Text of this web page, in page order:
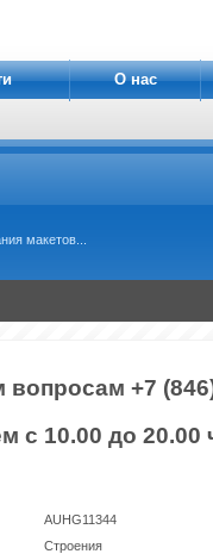
О нас
макетов...
+7
с 10.00 до 20.00
AUHG11344
Строения